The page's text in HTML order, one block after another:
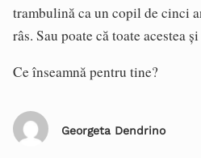
trambulină ca un copil de cinci
râs. Sau poate că toate acestea
Ce înseamnă pentru tine?
Georgeta Dendrino